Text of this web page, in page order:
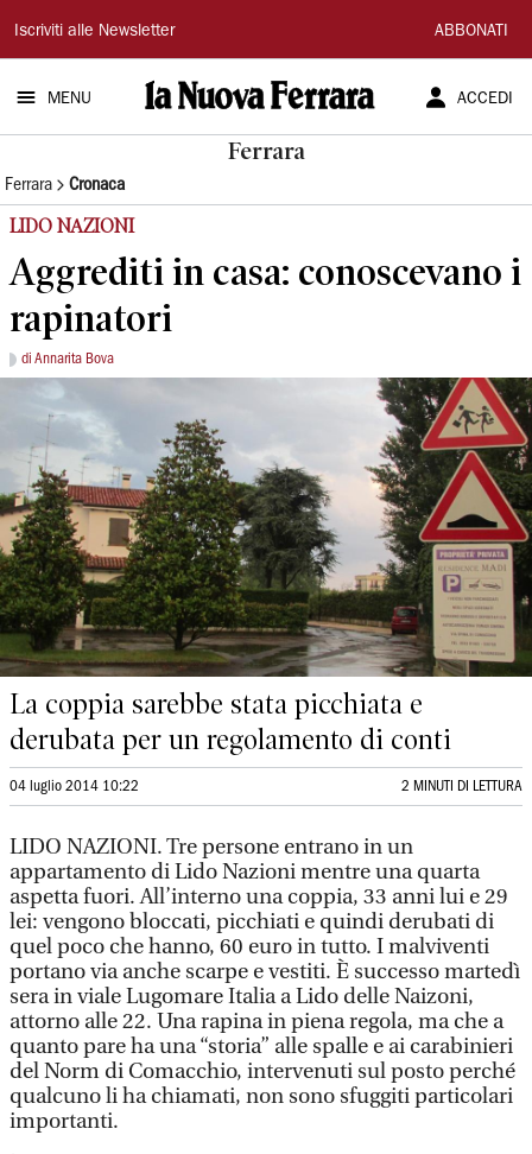
La
Nuova
Ferrara
Iscriviti alle Newsletter ABBONATI
MENU ACCEDI
Ferrara
Ferrara Cronaca
LIDO NAZIONI
Aggrediti in casa: conoscevano i
rapinatori
di Annarita Bova
La coppia sarebbe stata picchiata e
derubata per un regolamento di conti
04 luglio 2014 10:22 2 MINUTI DI LETTURA
LIDO NAZIONI. Tre persone entrano in un
appartamento di Lido Nazioni mentre una quarta
aspetta fuori. All’interno una coppia, 33 anni lui e 29
lei: vengono bloccati, picchiati e quindi derubati di
quel poco che hanno, 60 euro in tutto. I malviventi
portano via anche scarpe e vestiti. È successo martedì
sera in viale Lugomare Italia a Lido delle Naizoni,
attorno alle 22. Una rapina in piena regola, ma che a
quanto pare ha una “storia” alle spalle e ai carabinieri
del Norm di Comacchio, intervenuti sul posto perché
qualcuno li ha chiamati, non sono sfuggiti particolari
importanti.